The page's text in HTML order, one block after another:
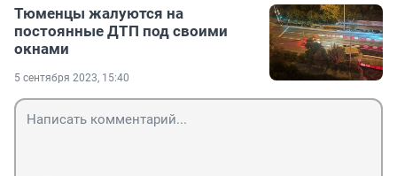
Тюменцы жалуются на
постоянные ДТП под своими
окнами
5 сентября 2023, 15:40